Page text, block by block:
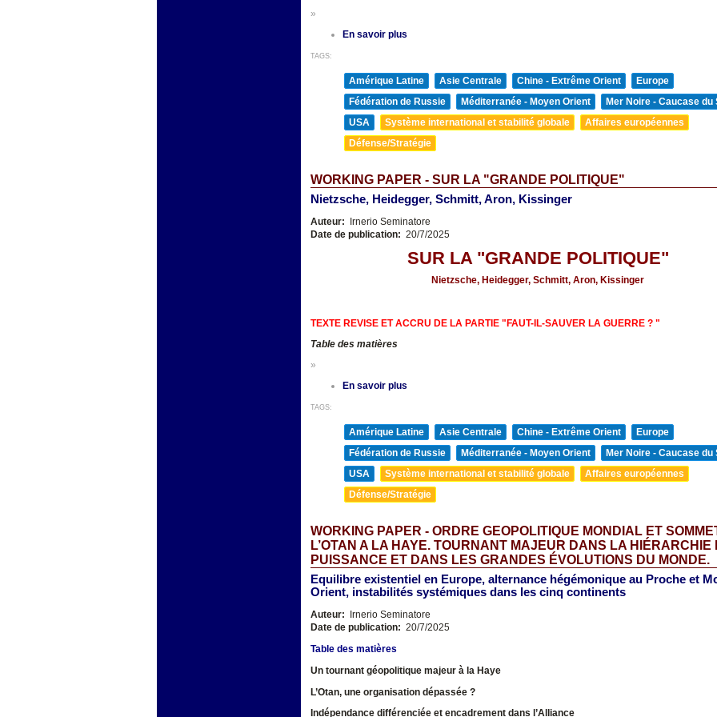
»
En savoir plus
TAGS:
Amérique Latine Asie Centrale Chine - Extrême Orient
Europe
Fédération de Russie
Méditerranée - Moyen Orient
Mer Noire - Caucase du
USA
Système international et stabilité globale
Affaires européennes
Défense/Stratégie
WORKING PAPER - SUR LA "GRANDE POLITIQUE"
Nietzsche, Heidegger, Schmitt, Aron, Kissinger
Auteur: Irnerio Seminatore
Date de publication: 20/7/2025
SUR LA "GRANDE POLITIQUE"
Nietzsche, Heidegger, Schmitt, Aron, Kissinger
TEXTE REVISE ET ACCRU DE LA PARTIE "FAUT-IL-SAUVER LA GUERRE ? "
Table des matières
»
En savoir plus
TAGS:
Amérique Latine Asie Centrale Chine - Extrême Orient
Europe
Fédération de Russie
Méditerranée - Moyen Orient
Mer Noire - Caucase du
USA
Système international et stabilité globale
Affaires européennes
Défense/Stratégie
WORKING PAPER - ORDRE GEOPOLITIQUE MONDIAL ET
L’OTAN A LA HAYE. TOURNANT MAJEUR DANS LA HIÉRARCHIE
PUISSANCE ET DANS LES GRANDES ÉVOLUTIONS DU MONDE.
Equilibre existentiel en Europe, alternance hégémonique au Proche et
Orient, instabilités systémiques dans les cinq continents
Auteur:
Irnerio Seminatore
Date de publication: 20/7/2025
Table des matières
Un tournant géopolitique majeur à la Haye
L’Otan, une organisation dépassée ?
Indépendance différenciée et encadrement dans l’Alliance